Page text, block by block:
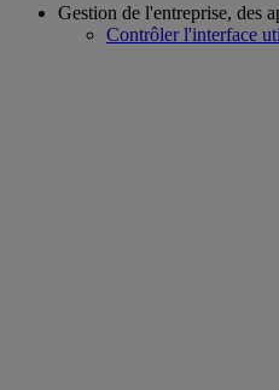
Gestion de l'entreprise, des
Contrôler l'interface